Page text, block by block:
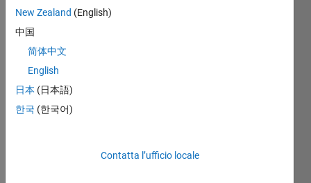
Solve
Solution
Stats
New Zealand (English)
中国
简体中文
English
日本 (日本語)
한국 (한국어)
Contatta l’ufficio locale